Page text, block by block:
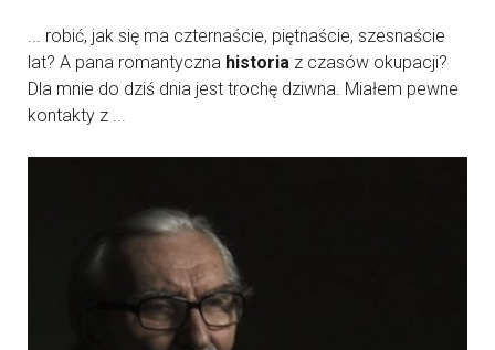
... robić, jak się ma czternaście, piętnaście, szesnaście
lat? A pana romantyczna historia z czasów okupacji?
Dla mnie do dziś dnia jest trochę dziwna. Miałem pewne
kontakty z ...